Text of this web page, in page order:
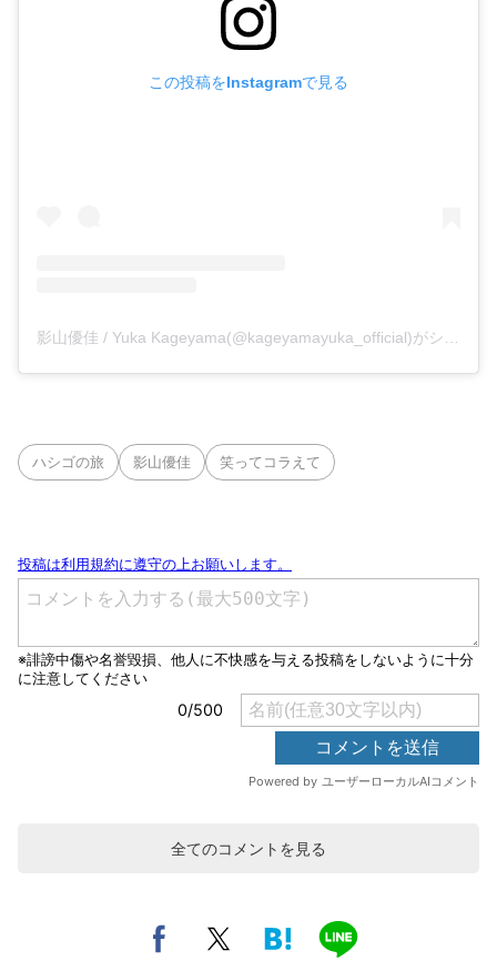
この投稿をInstagramで見る
ハシゴの旅 影山優佳 笑ってコラえて
全てのコメントを見る